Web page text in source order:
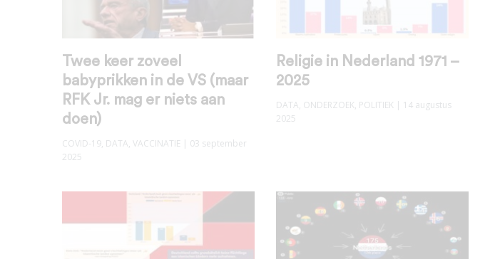
Twee keer zoveel
babyprikken in de VS (maar
RFK Jr. mag er niets aan
doen)
COVID-19, DATA, VACCINATIE | 03 september
2025
Religie in Nederland 1971 –
2025
DATA, ONDERZOEK, POLITIEK | 14 augustus
2025